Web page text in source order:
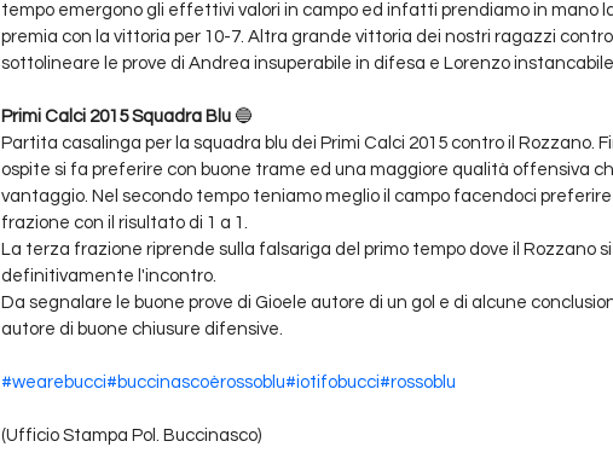
tempo emergono gli effettivi valori in campo ed infatti prendiamo in mano
premia con la vittoria per 10-7. Altra grande vittoria dei nostri ragazzi
sottolineare le prove di Andrea insuperabile in difesa e Lorenzo
Primi Calci 2015 Squadra Blu 🔵
Partita casalinga per la squadra blu dei Primi Calci 2015 contro il Rozzano.
ospite si fa preferire con buone trame ed una maggiore qualità offensiva
vantaggio. Nel secondo tempo teniamo meglio il campo facendoci
frazione con il risultato di 1 a 1.
La terza frazione riprende sulla falsariga del primo tempo dove il Rozzano
definitivamente l'incontro.
Da segnalare le buone prove di Gioele autore di un gol e di alcune
autore di buone chiusure difensive.
#wearebucci#buccinascoèrossoblu#iotifobucci#rossoblu
(Ufficio Stampa Pol. Buccinasco)